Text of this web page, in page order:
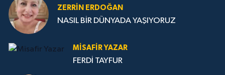
ZERRIN ERDOĞAN
NASIL BİR DÜNYADA YAŞIYORUZ
MISAFIR YAZAR
FERDİ TAYFUR